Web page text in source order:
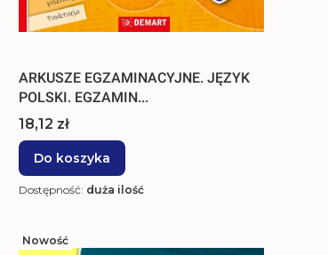
ARKUSZE EGZAMINACYJNE. JĘZYK
POLSKI. EGZAMIN...
Cena
18,12 zł
Do koszyka
Dostępność: duża ilość
Nowość